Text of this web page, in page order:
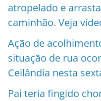
atropelado e
caminhão. Veja
Ação de
situação de rua
Ceilândia nesta
Pai teria fingido